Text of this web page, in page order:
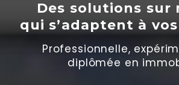
Des solutions sur
qui s’adaptent à
Professionnelle,
diplômée en